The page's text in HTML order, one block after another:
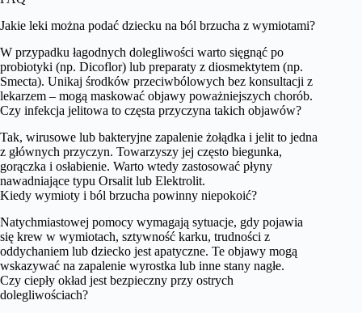
Jakie leki można podać dziecku na ból brzucha z wymiotami?
W przypadku łagodnych dolegliwości warto sięgnąć po
probiotyki (np. Dicoflor) lub preparaty z diosmektytem (np.
Smecta). Unikaj środków przeciwbólowych bez konsultacji z
lekarzem – mogą maskować objawy poważniejszych chorób.
Czy infekcja jelitowa to częsta przyczyna takich objawów?
Tak, wirusowe lub bakteryjne zapalenie żołądka i jelit to jedna
z głównych przyczyn. Towarzyszy jej często biegunka,
gorączka i osłabienie. Warto wtedy zastosować płyny
nawadniające typu Orsalit lub Elektrolit.
Kiedy wymioty i ból brzucha powinny niepokoić?
Natychmiastowej pomocy wymagają sytuacje, gdy pojawia
się krew w wymiotach, sztywność karku, trudności z
oddychaniem lub dziecko jest apatyczne. Te objawy mogą
wskazywać na zapalenie wyrostka lub inne stany nagłe.
Czy ciepły okład jest bezpieczny przy ostrych
dolegliwościach?